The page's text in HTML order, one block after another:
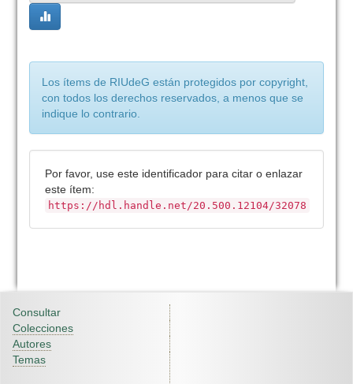
Los ítems de RIUdeG están protegidos por copyright,
con todos los derechos reservados, a menos que se
indique lo contrario.
Por favor, use este identificador para citar o enlazar
este ítem:
https://hdl.handle.net/20.500.12104/32078
Consultar
Colecciones
Autores
Temas